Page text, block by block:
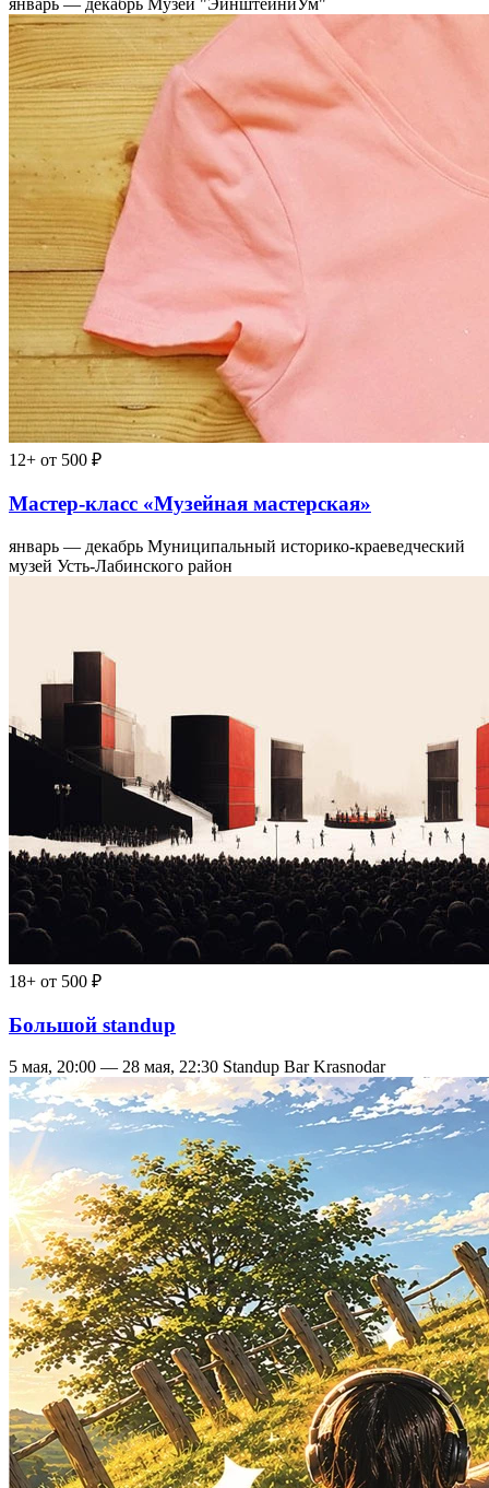
январь — декабрь Музей "ЭйнштейниУм"
12+ от 500 ₽
Мастер-класс «Музейная мастерская»
январь — декабрь Муниципальный историко-краеведческий
музей Усть-Лабинского район
18+ от 500 ₽
Большой standup
5 мая, 20:00 — 28 мая, 22:30 Standup Bar Krasnodar